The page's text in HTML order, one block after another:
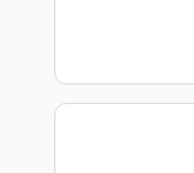
رفتم
رو به
1404-07-10
ای